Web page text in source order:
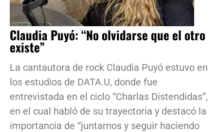
Claudia Puyó: “No olvidarse que el otro
existe”
La cantautora de rock Claudia Puyó estuvo en
los estudios de DATA.U, donde fue
entrevistada en el ciclo “Charlas Distendidas”,
en el cual habló de su trayectoria y destacó la
importancia de “juntarnos y seguir haciendo